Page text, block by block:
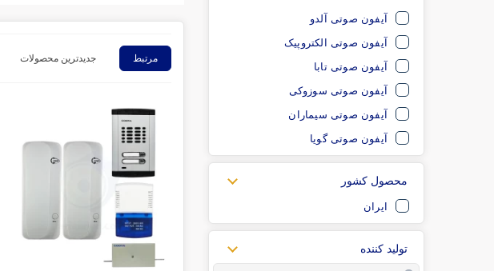
آیفون صوتی آلدو
آیفون صوتی الکتروپیک
آیفون صوتی تابا
آیفون صوتی سوزوکی
آیفون صوتی سیماران
آیفون صوتی گویا
محصول کشور
ایران
تولید کننده
مرتبط جدیدترین محصولات